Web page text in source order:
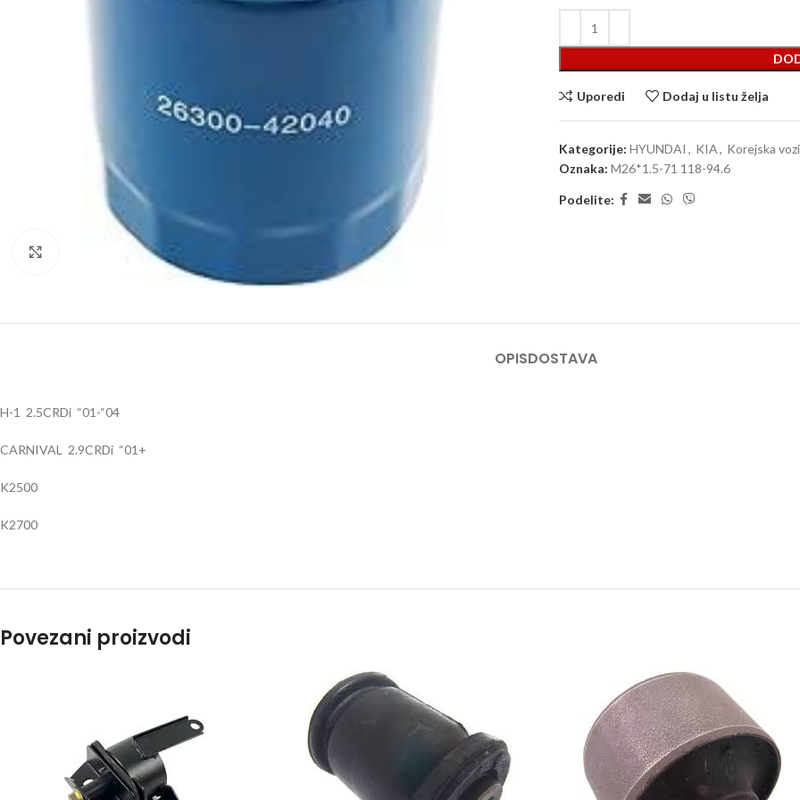
Klik za uvećanje
Uporedi Dodaj u listu želja
Kategorije: HYUNDAI , KIA, Korejska
Oznaka: M26*1.5-71 118-94.6
Podelite:
OPISDOSTAVA
H-1 2.5CRDi “01-“04
CARNIVAL 2.9CRDi “01+
K2500
K2700
Povezani proizvodi